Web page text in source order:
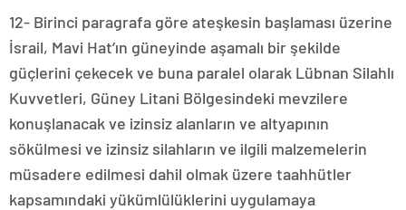
12- Birinci paragrafa göre ateşkesin başlaması üzerine
İsrail, Mavi Hat’ın güneyinde aşamalı bir şekilde
güçlerini çekecek ve buna paralel olarak Lübnan Silahlı
Kuvvetleri, Güney Litani Bölgesindeki mevzilere
konuşlanacak ve izinsiz alanların ve altyapının
sökülmesi ve izinsiz silahların ve ilgili malzemelerin
müsadere edilmesi dahil olmak üzere taahhütler
kapsamındaki yükümlülüklerini uygulamaya